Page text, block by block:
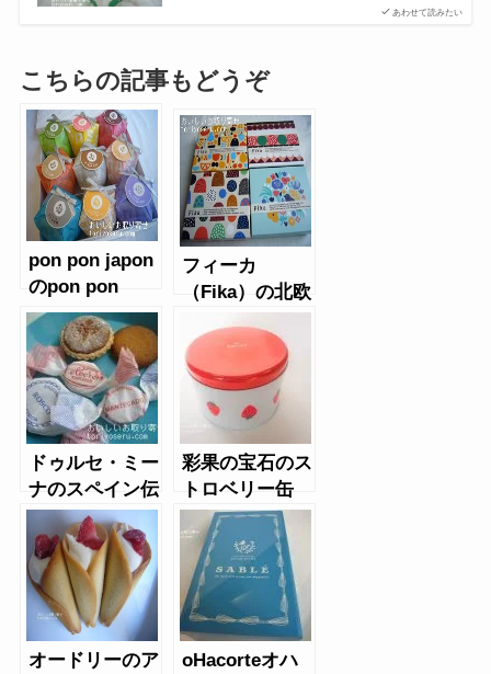
あわせて読みたい
こちらの記事もどうぞ
pon pon japon
のpon pon
coco9個入り
(おこし）
フィーカ
（Fika）の北欧
クッキー
ドゥルセ・ミー
ナのスペイン伝
統焼き菓子
彩果の宝石のス
トロベリー缶
オードリーのア
oHacorteオハ